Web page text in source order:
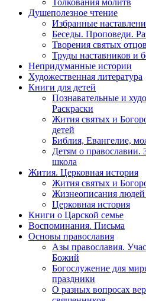
Толкования молитв
Душеполезное чтение
Избранные
Беседы. Проповеди.
Творения святых отцов
Труды наставников и
Непридуманные истории
Художественная литература
Книги для детей
Познавательные и
Раскраски
Жития святых и
детей
Библия, Евангелие,
Детям о православии.
школа
Жития. Церковная история
Жития святых и
Жизнеописания
Церковная история
Книги о Царской семье
Воспоминания. Письма
Основы православия
Азы православия.
Божий
Богослужение для
праздники
О разных вопросах